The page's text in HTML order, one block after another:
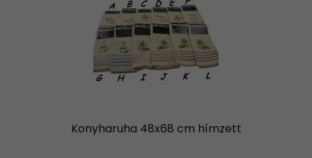
Konyharuha 48x68 cm hímzett